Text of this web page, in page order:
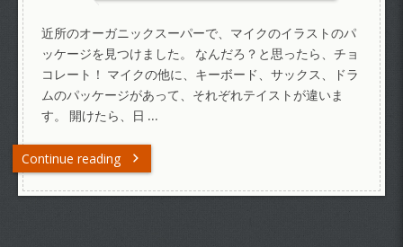
近所のオーガニックスーパーで、マイクのイラストのパ
ッケージを見つけました。 なんだろ？と思ったら、チョ
コレート！ マイクの他に、キーボード、サックス、ドラ
ムのパッケージがあって、それぞれテイストが違いま
す。 開けたら、日 …
Continue reading